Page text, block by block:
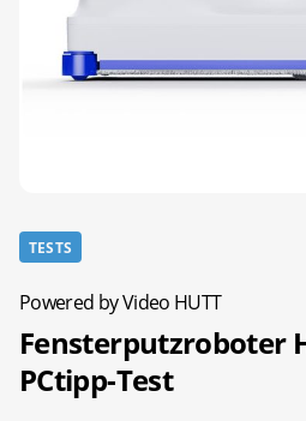
TESTS
Powered by Video HUTT
Fensterputzroboter
PCtipp-Test